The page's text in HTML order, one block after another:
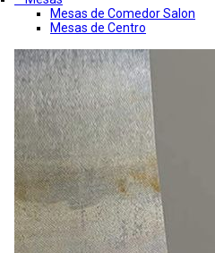
Mesas de Comedor Salon
Mesas de Centro